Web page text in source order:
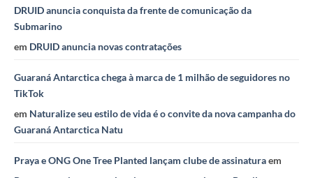
DRUID anuncia conquista da frente de comunicação da
Submarino
em DRUID anuncia novas contratações
Guaraná Antarctica chega à marca de 1 milhão de seguidores no
TikTok
em Naturalize seu estilo de vida é o convite da nova campanha do
Guaraná Antarctica Natu
Praya e ONG One Tree Planted lançam clube de assinaturaem